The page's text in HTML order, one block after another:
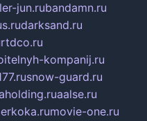
jun.rubandamn.ru
darksand.ru
rtdco.ru
kompanij.ru
snow-guard.ru
aalse.ru
movie-one.ru